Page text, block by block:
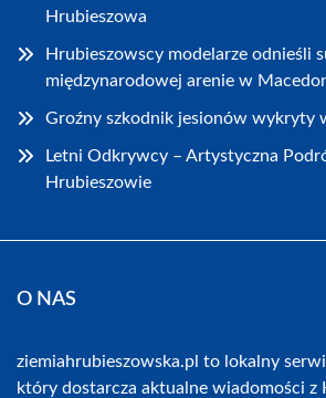
Hrubieszowa
Hrubieszowscy modelarze odnieśli
międzynarodowej arenie w
Groźny szkodnik jesionów wykryty
Letni Odkrywcy – Artystyczna
Hrubieszowie
O NAS
ziemiahrubieszowska.pl to lokalny
który dostarcza aktualne wiadomości z